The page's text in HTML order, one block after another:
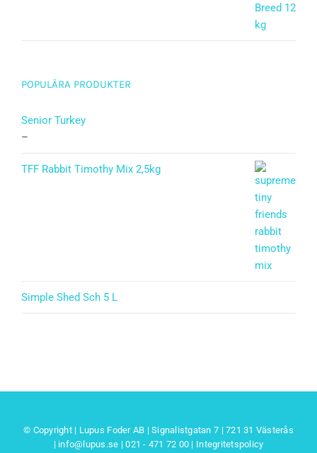
POPULÄRA PRODUKTER
Senior Turkey
–
TFF Rabbit Timothy Mix 2,5kg
Simple Shed Sch 5 L
© Copyright | Lupus Foder AB | Signalistgatan 7 | 721 31 Västerås
| info@lupus.se | 021 - 471 72 00 | Integritetspolicy